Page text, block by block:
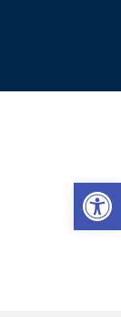
Otwórz pasek narzędzi